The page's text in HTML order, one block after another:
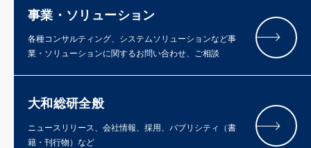
事業・ソリューション
各種コンサルティング、システムソリューションなど事
業・ソリューションに関するお問い合わせ、ご相談
大和総研全般
ニュースリリース、会社情報、採用、パブリシティ（書
籍・刊行物）など